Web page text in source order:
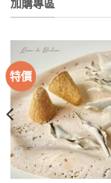
加購專區
特價